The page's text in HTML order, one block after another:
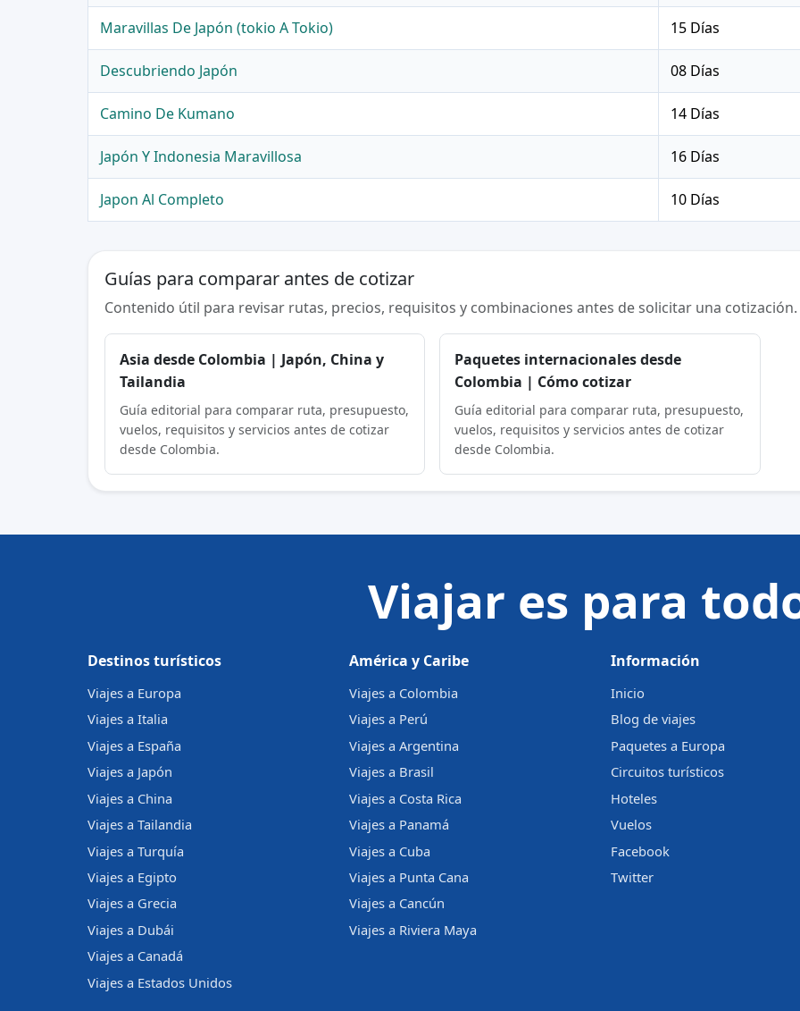
Maravillas De Japón (tokio A Tokio) 15 Días
Descubriendo Japón 08 Días
Camino De Kumano 14 Días
Japón Y Indonesia Maravillosa 16 Días
Japon Al Completo 10 Días
Guías para comparar antes de cotizar
Contenido útil para revisar rutas, precios, requisitos y combinaciones antes de solicitar una cotización.
Asia desde Colombia | Japón, China y
Tailandia
Guía editorial para comparar ruta, presupuesto,
vuelos, requisitos y servicios antes de cotizar
desde Colombia.
Paquetes internacionales desde
Colombia | Cómo cotizar
Guía editorial para comparar ruta, presupuesto,
vuelos, requisitos y servicios antes de cotizar
desde Colombia.
Viajar es para
Destinos turísticos
Viajes a Europa
Viajes a Italia
Viajes a España
Viajes a Japón
Viajes a China
Viajes a Tailandia
Viajes a Turquía
Viajes a Egipto
Viajes a Grecia
Viajes a Dubái
Viajes a Canadá
Viajes a Estados Unidos
América y Caribe
Viajes a Colombia
Viajes a Perú
Viajes a Argentina
Viajes a Brasil
Viajes a Costa Rica
Viajes a Panamá
Viajes a Cuba
Viajes a Punta Cana
Viajes a Cancún
Viajes a Riviera Maya
Información
Inicio
Blog de viajes
Paquetes a Europa
Circuitos turísticos
Hoteles
Vuelos
Facebook
Twitter